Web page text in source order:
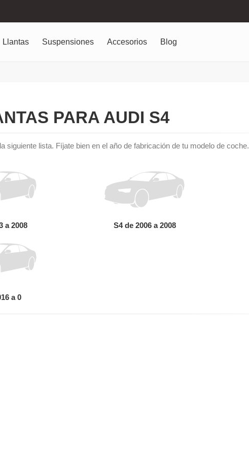
Llantas Suspensiones Accesorios Blog
PARA AUDI S4
siguiente lista. Fíjate bien en el año de fabricación de tu modelo de coche.
a 2008 S4 de 2006 a 2008
a 0